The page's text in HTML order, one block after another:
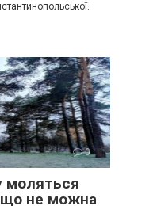
0
моляться
що не можна